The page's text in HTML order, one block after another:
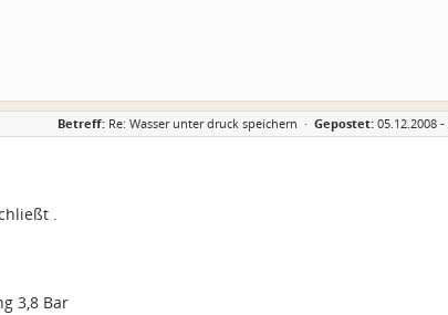
Betreff: Re: Wasser unter druck speichern · Gepostet: 05.12.2008
.
3,8 Bar